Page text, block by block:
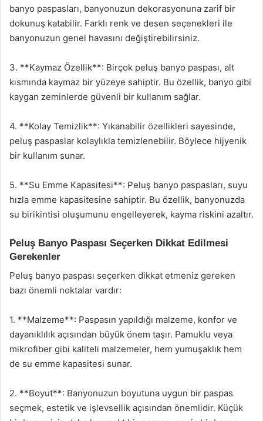
banyo paspasları, banyonuzun dekorasyonuna zarif bir
dokunuş katabilir. Farklı renk ve desen seçenekleri ile
banyonuzun genel havasını değiştirebilirsiniz.
3. **Kaymaz Özellik**: Birçok peluş banyo paspası, alt
kısmında kaymaz bir yüzeye sahiptir. Bu özellik, banyo gibi
kaygan zeminlerde güvenli bir kullanım sağlar.
4. **Kolay Temizlik**: Yıkanabilir özellikleri sayesinde,
peluş paspaslar kolaylıkla temizlenebilir. Böylece hijyenik
bir kullanım sunar.
5. **Su Emme Kapasitesi**: Peluş banyo paspasları, suyu
hızla emme kapasitesine sahiptir. Bu özellik, banyonuzda
su birikintisi oluşumunu engelleyerek, kayma riskini azaltır.
Peluş Banyo Paspası Seçerken Dikkat Edilmesi
Gerekenler
Peluş banyo paspası seçerken dikkat etmeniz gereken
bazı önemli noktalar vardır:
1. **Malzeme**: Paspasın yapıldığı malzeme, konfor ve
dayanıklılık açısından büyük önem taşır. Pamuklu veya
mikrofiber gibi kaliteli malzemeler, hem yumuşaklık hem
de su emme kapasitesi sunar.
2. **Boyut**: Banyonuzun boyutuna uygun bir paspas
seçmek, estetik ve işlevsellik açısından önemlidir. Küçük